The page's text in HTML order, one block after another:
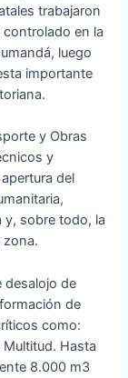
trabajaron
en la
luego
importante
y Obras
y
del
y, sobre todo, la
zona.
desalojo de
de
como:
Hasta
8.000 m3